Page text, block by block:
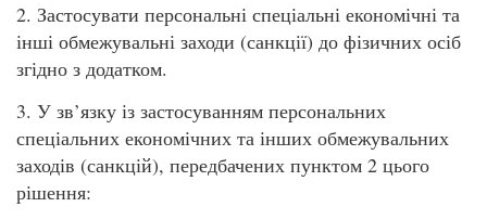
2. Застосувати персональні спеціальні економічні та
інші обмежувальні заходи (санкції) до фізичних осіб
згідно з додатком.
3. У зв’язку із застосуванням персональних
спеціальних економічних та інших обмежувальних
заходів (санкцій), передбачених пунктом 2 цього
рішення: